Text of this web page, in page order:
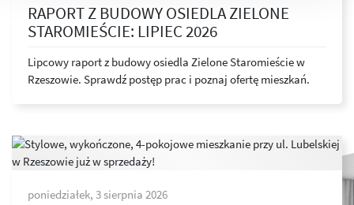
RAPORT Z BUDOWY OSIEDLA ZIELONE
STAROMIEŚCIE: LIPIEC 2026
Lipcowy raport z budowy osiedla Zielone Staromieście w
Rzeszowie. Sprawdź postęp prac i poznaj ofertę mieszkań.
poniedziałek, 3 sierpnia 2026